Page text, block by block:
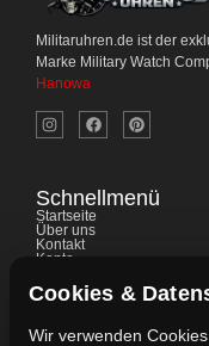
Militaruhren.de ist der
Marke Military Watch
Hanowa
Schnellmenü
Startseite
Über uns
Kontakt
Konto
FAQ's
Cookies &
Wir verwenden